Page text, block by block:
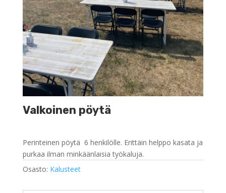
Valkoinen pöytä
Perinteinen pöytä 6 henkilölle. Erittäin helppo kasata ja
purkaa ilman minkäänlaisia työkaluja.
Osasto: Kalusteet